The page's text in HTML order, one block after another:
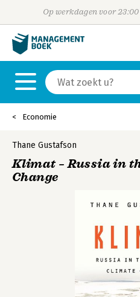
Op werkdagen voor
Economie
Thane Gustafson
Klimat – Russia in
Change